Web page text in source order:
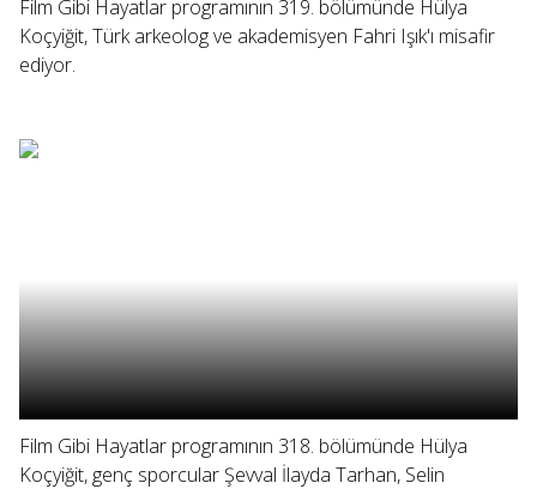
Film Gibi Hayatlar programının 319. bölümünde Hülya
Koçyiğit, Türk arkeolog ve akademisyen Fahri Işık'ı misafir
ediyor.
Film Gibi Hayatlar programının 318. bölümünde Hülya
Koçyiğit, genç sporcular Şevval İlayda Tarhan, Selin